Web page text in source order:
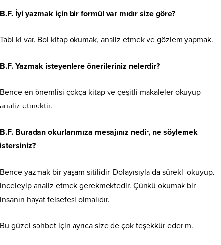
B.F. İyi yazmak için bir formül var mıdır size göre?
Tabi ki var. Bol kitap okumak, analiz etmek ve gözlem yapmak.
B.F. Yazmak isteyenlere önerileriniz nelerdir?
Bence en önemlisi çokça kitap ve çeşitli makaleler okuyup
analiz etmektir.
B.F. Buradan okurlarımıza mesajınız nedir, ne söylemek
istersiniz?
Bence yazmak bir yaşam sitilidir. Dolayısıyla da sürekli okuyup,
inceleyip analiz etmek gerekmektedir. Çünkü okumak bir
insanın hayat felsefesi olmalıdır.
Bu güzel sohbet için ayrıca size de çok teşekkür ederim.